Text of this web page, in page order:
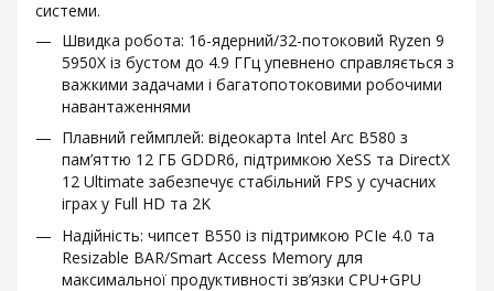
системи.
Швидка робота: 16-ядерний/32-потоковий Ryzen 9
5950X із бустом до 4.9 ГГц упевнено справляється з
важкими задачами і багатопотоковими робочими
навантаженнями
Плавний геймплей: відеокарта Intel Arc B580 з
пам’яттю 12 ГБ GDDR6, підтримкою XeSS та DirectX
12 Ultimate забезпечує стабільний FPS у сучасних
іграх у Full HD та 2K
Надійність: чипсет B550 із підтримкою PCIe 4.0 та
Resizable BAR/Smart Access Memory для
максимальної продуктивності зв’язки CPU+GPU